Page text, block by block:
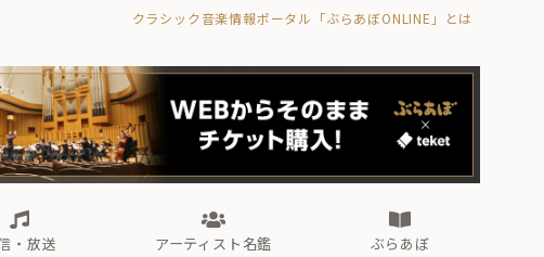
クラシック音楽情報ポータル「ぶらあぼONLINE」とは
・放送 アーティスト名鑑 ぶらあぼ
Aからの眺望 ぶらあぼブラス！
フォルテピアノ・オデッセイ